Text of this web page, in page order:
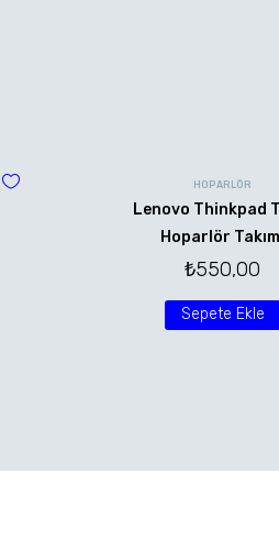
HOPARLÖR
Lenovo Thinkpad
Hoparlör
₺550,00
Sepete Ekle